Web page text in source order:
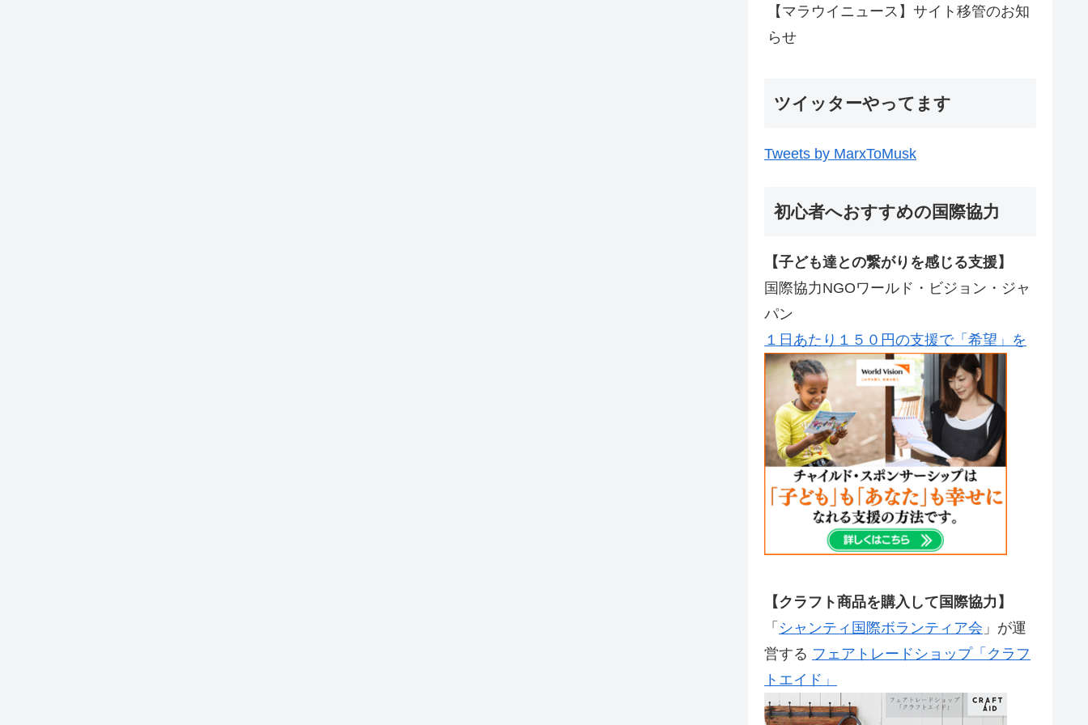
【マラウイニュース】サイト移管のお知
らせ
ツイッターやってます
Tweets by MarxToMusk
初心者へおすすめの国際協力
【子ども達との繋がりを感じる支援】
国際協力NGOワールド・ビジョン・ジャ
パン
１日あたり１５０円の支援で「希望」を
【クラフト商品を購入して国際協力】
「 シャンティ国際ボランティア会 」が運
営する フェアトレードショップ「クラフ
トエイド」